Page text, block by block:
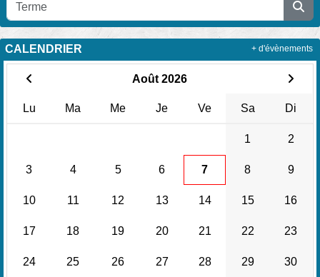
CALENDRIER
Août 2026
Lu Ma Me Je Ve Sa Di
1 2
3 4 5 6 7 8 9
10 11 12 13 14 15 16
17 18 19 20 21 22 23
24 25 26 27 28 29 30
+ d'évènements